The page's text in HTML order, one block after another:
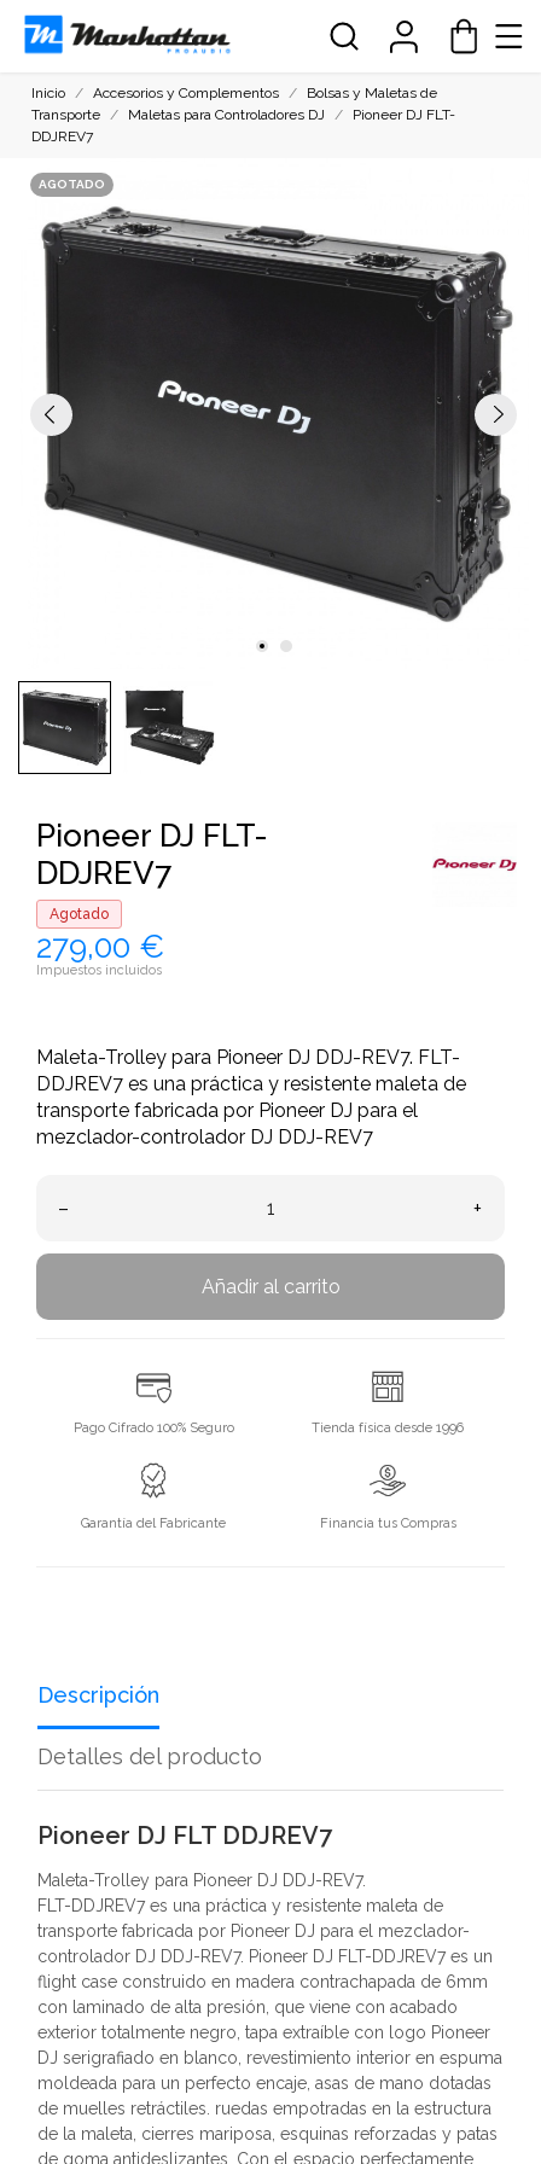
Inicio Accesorios y Complementos
Bolsas y Maletas de
Transporte
Maletas para Controladores DJ
Pioneer DJ FLT-
DDJREV7
AGOTADO
Pioneer DJ FLT-
DDJREV7
Agotado
279,00 €
Impuestos incluidos
Maleta-Trolley para Pioneer DJ DDJ-REV7. FLT-
DDJREV7 es una práctica y resistente maleta de
transporte fabricada por Pioneer DJ para el
mezclador-controlador DJ DDJ-REV7
– +
Añadir al carrito
Pago Cifrado 100% Seguro Tienda física desde 1996
Garantía del Fabricante Financia tus Compras
Descripción
Detalles del producto
Pioneer DJ FLT DDJREV7
Maleta-Trolley para Pioneer DJ DDJ-REV7.
FLT-DDJREV7 es una práctica y resistente maleta de
transporte fabricada por Pioneer DJ para el mezclador-
controlador DJ DDJ-REV7. Pioneer DJ FLT-DDJREV7 es un
flight case construido en madera contrachapada de 6mm
con laminado de alta presión, que viene con acabado
exterior totalmente negro, tapa extraíble con logo Pioneer
DJ serigrafiado en blanco, revestimiento interior en espuma
moldeada para un perfecto encaje, asas de mano dotadas
de muelles retráctiles. ruedas empotradas en la estructura
de la maleta, cierres mariposa, esquinas reforzadas y patas
de goma antideslizantes. Con el espacio perfectamente